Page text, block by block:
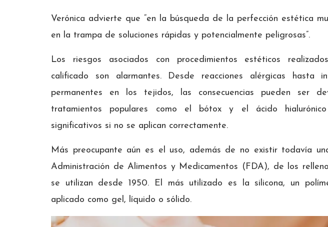
Verónica advierte que “en la búsqueda de la perfección estética
en la trampa de soluciones rápidas y potencialmente peligrosas”.
Los riesgos asociados con procedimientos estéticos
calificado son alarmantes. Desde reacciones alérgicas hasta
permanentes en los tejidos, las consecuencias pueden ser
tratamientos populares como el bótox y el ácido hialurónico
significativos si no se aplican correctamente.
Más preocupante aún es el uso, además de no existir todavía
Administración de Alimentos y Medicamentos (FDA), de los
se utilizan desde 1950. El más utilizado es la silicona, un
aplicado como gel, líquido o sólido.